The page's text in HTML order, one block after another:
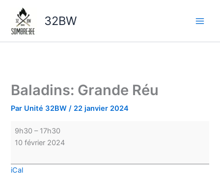
contenu
32BW
Baladins: Grande Réu
Par Unité 32BW/ 22 janvier 2024
Baladins:
Grande
Réu
9h30 – 17h30
10 février 2024
iCal